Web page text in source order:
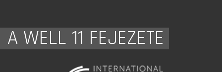
A WELL 11 FEJEZETE